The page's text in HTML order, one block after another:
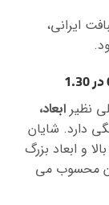
ایرانی،
نظیر ابعاد،
دارد. شایان
و ابعاد بزرگ
محسوب می